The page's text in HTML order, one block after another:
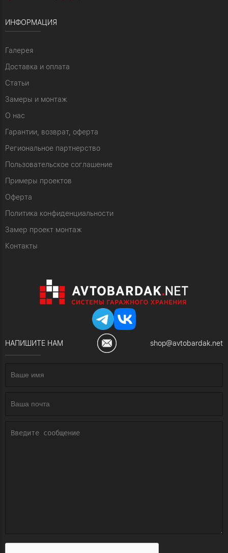
ИНФОРМАЦИЯ
Галерея
Доставка и оплата
Статьи
Замеры и монтаж
О нас
Гарантии, возврат, оферта
Региональное партнерство
Пользовательское соглашение
Примеры проектов
Оферта
Политика конфиденциальности
Замер проект монтаж
Контакты
НАПИШИТЕ НАМ shop@avtobardak.net